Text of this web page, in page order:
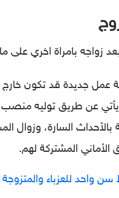
زواجه بامراة اخري على
جديدة قد تكون خارج
يأتي عن طريق توليه
السارة، وزوال
الأماني المشتركة لهم.
واحد للعزباء والمتزوجة